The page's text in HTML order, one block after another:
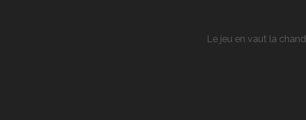
Le jeu en vaut la